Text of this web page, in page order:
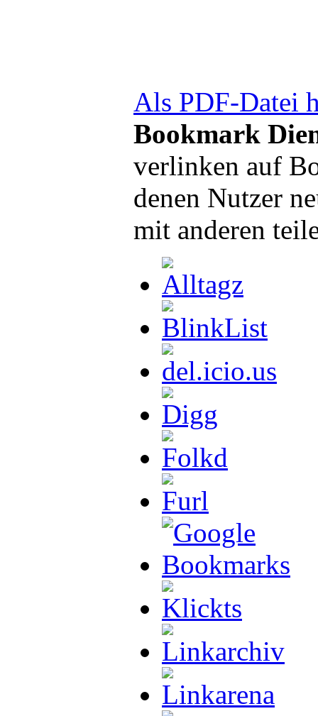
Als PDF-Datei
Bookmark
verlinken auf
denen Nutzer
mit anderen